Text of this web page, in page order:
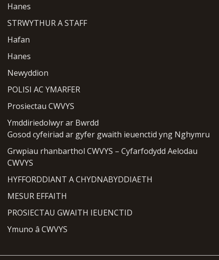
Hanes
STRWYTHUR A STAFF
Hafan
Hanes
Newyddion
POLISI AC YMARFER
Prosiectau CWVYS
Ymddiriedolwyr ar Bwrdd
Gosod cyfeiriad ar gyfer gwaith ieuenctid yng Nghymru
Grwpiau rhanbarthol CWVYS – Cyfarfodydd Aelodau
CWVYS
HYFFORDDIANT A CHYDNABYDDIAETH
MESUR EFFAITH
PROSIECTAU GWAITH IEUENCTID
Ymuno â CWVYS